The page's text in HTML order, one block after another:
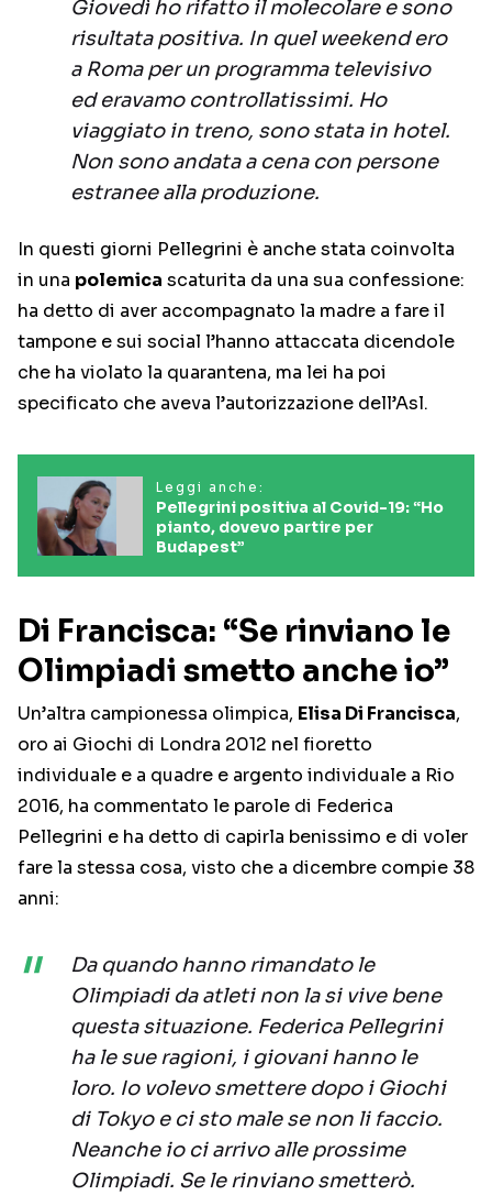
Giovedì ho rifatto il molecolare e sono
risultata positiva. In quel weekend ero
a Roma per un programma televisivo
ed eravamo controllatissimi. Ho
viaggiato in treno, sono stata in hotel.
Non sono andata a cena con persone
estranee alla produzione.
In questi giorni Pellegrini è anche stata coinvolta
in una polemica scaturita da una sua confessione:
ha detto di aver accompagnato la madre a fare il
tampone e sui social l’hanno attaccata dicendole
che ha violato la quarantena, ma lei ha poi
specificato che aveva l’autorizzazione dell’Asl.
Leggi anche:
Pellegrini positiva al Covid-19: “Ho
pianto, dovevo partire per
Budapest”
Di Francisca: “Se rinviano le
Olimpiadi smetto anche io”
Un’altra campionessa olimpica, Elisa Di Francisca,
oro ai Giochi di Londra 2012 nel fioretto
individuale e a quadre e argento individuale a Rio
2016, ha commentato le parole di Federica
Pellegrini e ha detto di capirla benissimo e di voler
fare la stessa cosa, visto che a dicembre compie 38
anni:
Da quando hanno rimandato le
Olimpiadi da atleti non la si vive bene
questa situazione. Federica Pellegrini
ha le sue ragioni, i giovani hanno le
loro. Io volevo smettere dopo i Giochi
di Tokyo e ci sto male se non li faccio.
Neanche io ci arrivo alle prossime
Olimpiadi. Se le rinviano smetterò.